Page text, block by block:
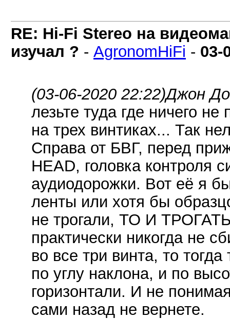
RE: Hi-Fi Stereo на
изучал ? - AgronomHiFi - 03-
(03-06-2020 22:22)Джон
лезьте туда где ничего
на трех винтиках... Так
Справа от БВГ, перед
HEAD, головка контроля
аудиодорожки. Вот её я
ленты или хотя бы
не трогали, ТО И
практически никогда не
во все три винта, то
по углу наклона, и по
горизонтали. И не
сами назад не вернете.